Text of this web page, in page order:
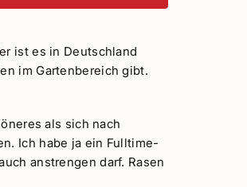
ist es in Deutschland
im Gartenbereich gibt.
als sich nach
Ich habe ja ein Fulltime-
anstrengen darf. Rasen